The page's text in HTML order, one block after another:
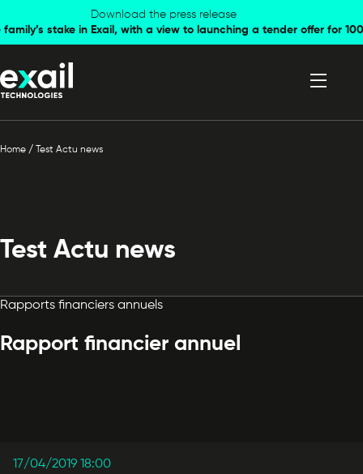
navigation
content
Download the press release
stake in Exail, with a view to launching a tender offer for
Home / Test Actu news
Test Actu news
Rapports financiers annuels
Rapport financier annuel
17/04/2019 18:00